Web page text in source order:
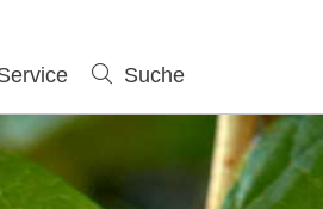
Suche